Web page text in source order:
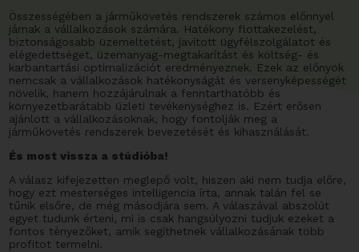
Összességében a járműkövetés rendszerek számos előnnyel
járnak a vállalkozások számára. Hatékony flottakezelést,
biztonságosabb üzemeltetést, javított ügyfélszolgálatot és
elégedettséget, üzemanyag-megtakarítást és költség- és
karbantartási optimalizációt eredményeznek. Ezek az előnyök
nemcsak a vállalkozások hatékonyságát és versenyképességét
növelik, hanem hozzájárulnak a fenntarthatóbb és
környezetbarátabb üzleti tevékenységhez is. Ezért erősen
ajánlott a vállalkozásoknak, hogy fontolják meg a
járműkövetés rendszerek bevezetését és kihasználását.
És most vissza a stúdióba!
A válasz kifejezetten meglepő volt, hiszen aki nem tudja előre,
hogy ezt mesterséges intelligencia írta, annak talán fel se
tűnik elsőre, de még másodjára sem. A válaszával abszolút
egyet tudunk érteni, mi is csak hangsúlyozni tudjuk ezeket a
fontos tényezőket, amik segíthetnek vállalkozásának több
profitot termelni.